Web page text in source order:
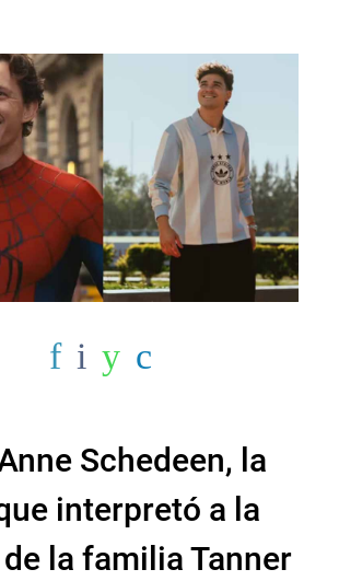
Schedeen, la
interpretó a la
la familia Tanner